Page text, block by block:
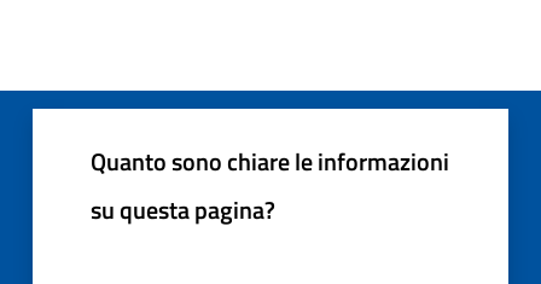
Quanto sono chiare le informazioni
su questa pagina?